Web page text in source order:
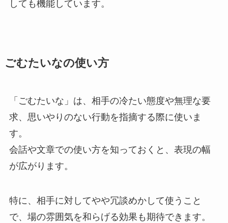
しても機能しています。
ごむたいなの使い方
「ごむたいな」は、相手の冷たい態度や無理な要
求、思いやりのない行動を指摘する際に使いま
す。
会話や文章での使い方を知っておくと、表現の幅
が広がります。
特に、相手に対してやや冗談めかして使うこと
で、場の雰囲気を和らげる効果も期待できます。